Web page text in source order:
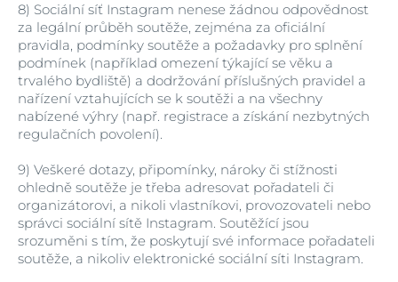
8) Sociální síť Instagram nenese žádnou odpovědnost
za legální průběh soutěže, zejména za oficiální
pravidla, podmínky soutěže a požadavky pro splnění
podmínek (například omezení týkající se věku a
trvalého bydliště) a dodržování příslušných pravidel a
nařízení vztahujících se k soutěži a na všechny
nabízené výhry (např. registrace a získání nezbytných
regulačních povolení).
9) Veškeré dotazy, připomínky, nároky či stížnosti
ohledně soutěže je třeba adresovat pořadateli či
organizátorovi, a nikoli vlastníkovi, provozovateli nebo
správci sociální sítě Instagram. Soutěžící jsou
srozuměni s tím, že poskytují své informace pořadateli
soutěže, a nikoliv elektronické sociální síti Instagram.